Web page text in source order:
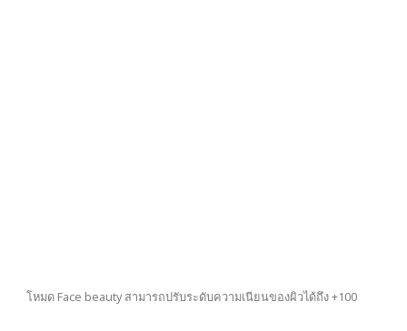
โหมด Face beauty สามารถปรับระดับความเนียนของผิวได้ถึง +100